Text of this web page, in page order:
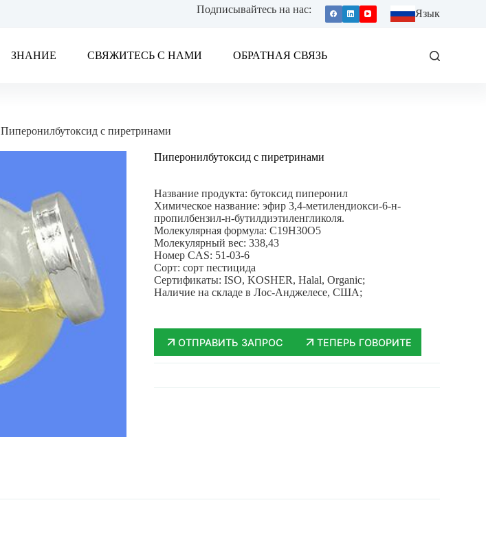
Подписывайтесь на нас: Язык
ЗНАНИЕ СВЯЖИТЕСЬ С НАМИ ОБРАТНАЯ СВЯЗЬ
Пиперонилбутоксид с пиретринами
Пиперонилбутоксид с пиретринами
Название продукта: бутоксид пиперонил
Химическое название: эфир 3,4-метилендиокси-6-н-
пропилбензил-н-бутилдиэтиленгликоля.
Молекулярная формула: C19H30O5
Молекулярный вес: 338,43
Номер CAS: 51-03-6
Сорт: сорт пестицида
Сертификаты: ISO, KOSHER, Halal, Organic;
Наличие на складе в Лос-Анджелесе, США;
ОТПРАВИТЬ ЗАПРОС ТЕПЕРЬ ГОВОРИТЕ